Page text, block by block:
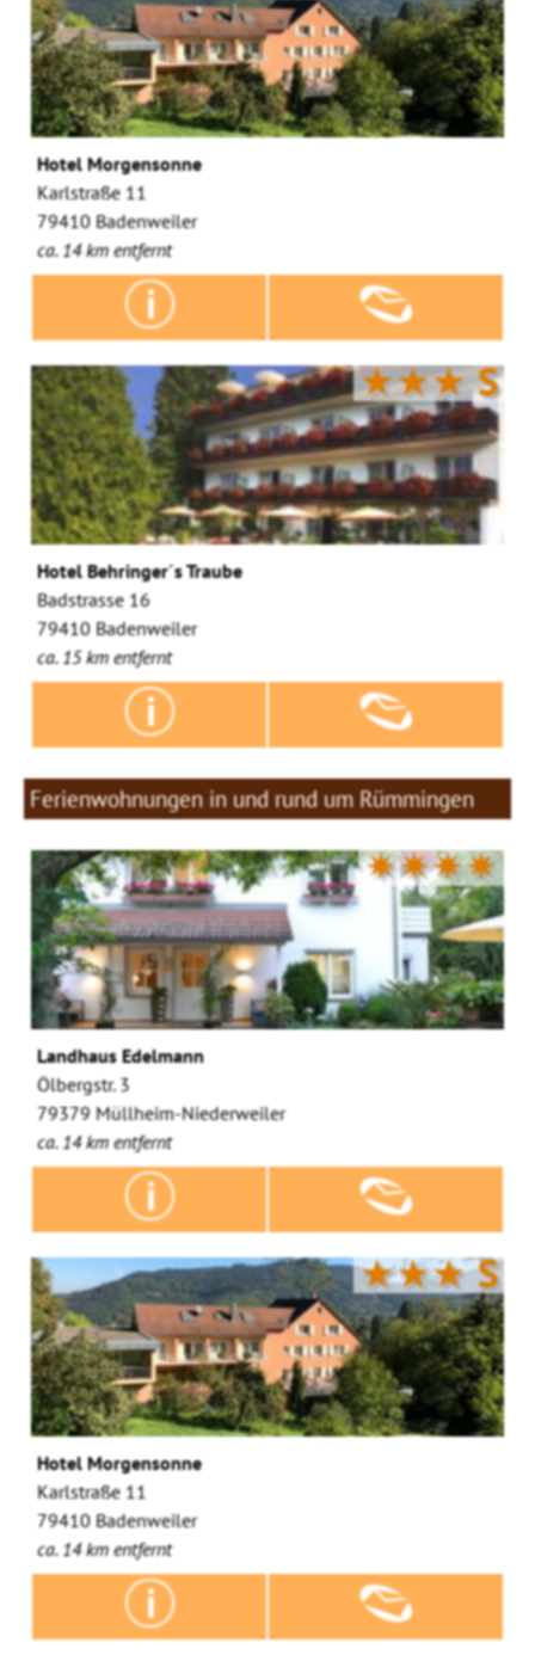
Hotel Morgensonne
Karlstraße 11
79410 Badenweiler
ca. 14 km entfernt
★★★S
Hotel Behringer´s Traube
Badstrasse 16
79410 Badenweiler
ca. 15 km entfernt
Ferienwohnungen in und rund um Rümmingen
✷✷✷✷
Landhaus Edelmann
Ölbergstr. 3
79379 Müllheim-Niederweiler
ca. 14 km entfernt
★★★S
Hotel Morgensonne
Karlstraße 11
79410 Badenweiler
ca. 14 km entfernt